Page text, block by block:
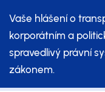
Vaše hlášení o
korporátním a
spravedlivý právní
zákonem.